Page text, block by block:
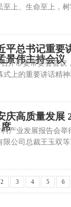
上、生命至上，
平总书记重要
景伟主持会议
常委会会议，
上的重要讲话精
高质量发展
发展报告会举行
公司总裁王玉双
2 3 4 5 6